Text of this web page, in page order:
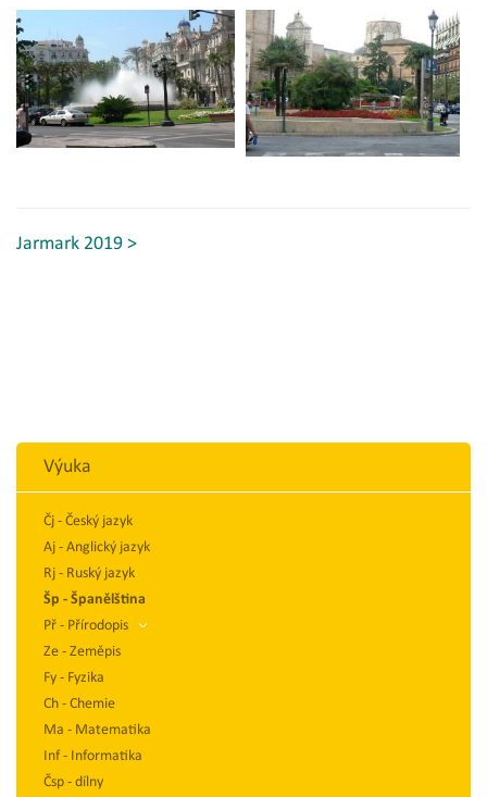
Jarmark 2019 >
Výuka
Čj - Český jazyk
Aj - Anglický jazyk
Rj - Ruský jazyk
Šp - Španělština
Př - Přírodopis
Ze - Zeměpis
Fy - Fyzika
Ch - Chemie
Ma - Matematika
Inf - Informatika
Čsp - dílny